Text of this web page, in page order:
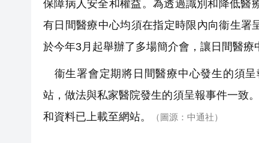
保障病人安全和權益。為透過識別和降低醫
有日間醫療中心均須在指定時限內向衞生
於今年3月起舉辦了多場簡介會，讓日間醫療
衞生署會定期將日間醫療中心發生的須
站，做法與私家醫院發生的須呈報事件一致
和資料已上載至網站。
（圖源：中通社）